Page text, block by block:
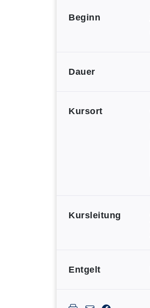
Beginn
Dauer
Kursort
Kursleitung
Entgelt